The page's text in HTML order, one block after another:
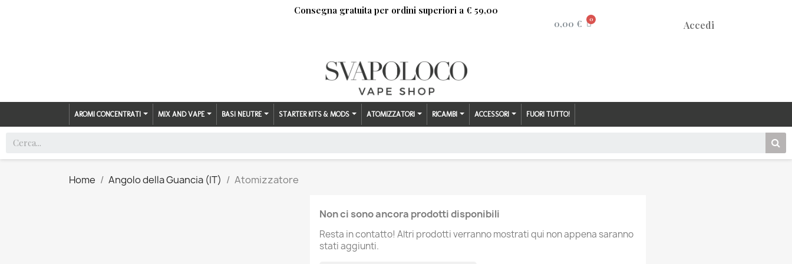
Consegna gratuita per ordini superiori a € 59,00
0,00 € Accedi
AROMI CONCENTRATI MIX AND VAPE BASI NEUTRE STARTER KITS & MODS ATOMIZZATORI RICAMBI ACCESSORI FUORI TUTTO!
Home Angolo della Guancia (IT) Atomizzatore
Non ci sono ancora prodotti disponibili
Resta in contatto! Altri prodotti verranno mostrati qui non appena saranno
stati aggiunti.